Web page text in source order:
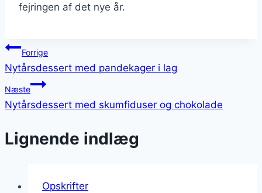
fejringen af det nye år.
Indlægsnavigation
Forrige
Nytårsdessert med pandekager i lag
Næste
Nytårsdessert med skumfiduser og chokolade
Lignende indlæg
Opskrifter